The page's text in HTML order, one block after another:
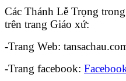
Các Thánh Lễ Trọng
trên trang Giáo xứ:
-Trang Web:
-Trang facebook: